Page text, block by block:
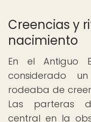
Creencias y
nacimiento
En el Antiguo
considerado
rodeaba de
Las parteras
central en la